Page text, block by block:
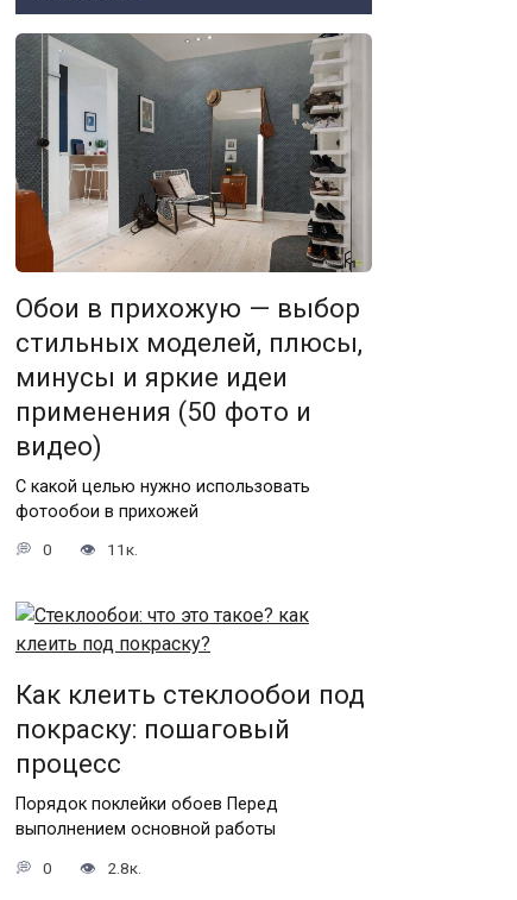
Обои в прихожую — выбор
стильных моделей, плюсы,
минусы и яркие идеи
применения (50 фото и
видео)
С какой целью нужно использовать
фотообои в прихожей
0 11к.
Как клеить стеклообои под
покраску: пошаговый
процесс
Порядок поклейки обоев Перед
выполнением основной работы
0 2.8к.